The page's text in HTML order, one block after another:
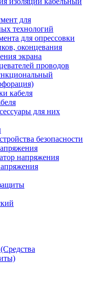
для
технологий
для опрессовки
оконцевания
экрана
проводов
кабеля
для них
безопасности
напряжения